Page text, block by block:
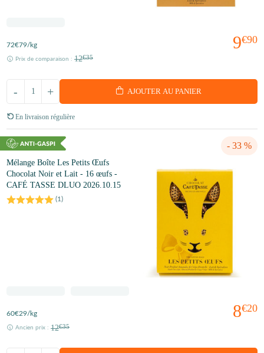
9€90
72€79/kg
Prix de comparaison : 12€35
+
- AJOUTER AU PANIER
En livraison régulière
- 33 %
Mélange Boîte Les Petits Œufs
Chocolat Noir et Lait - 16 œufs -
CAFÉ TASSE DLUO 2026.10.15
(1 )
8€20
60€29/kg
Ancien prix : 12€35